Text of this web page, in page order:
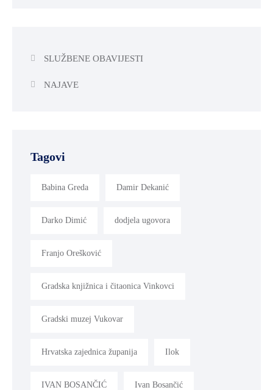
SLUŽBENE OBAVIJESTI
NAJAVE
Tagovi
Babina Greda Damir Dekanić
Darko Dimić dodjela ugovora
Franjo Orešković
Gradska knjižnica i čitaonica Vinkovci
Gradski muzej Vukovar
Hrvatska zajednica županija Ilok
IVAN BOSANČIĆ Ivan Bosančić